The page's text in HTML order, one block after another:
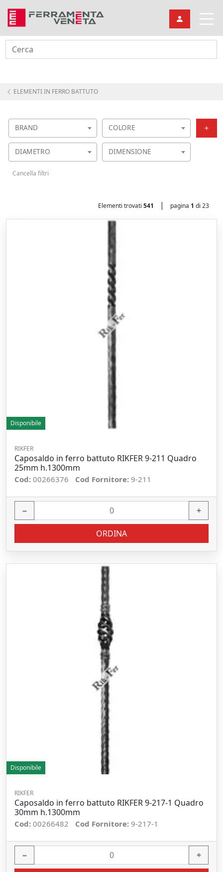
Cerca
ELEMENTI IN FERRO BATTUTO
BRAND COLORE
DIAMETRO DIMENSIONE
Cancella filtri
Elementi trovati 541 | pagina 1 di 23
Disponibile
RIKFER
Caposaldo in ferro battuto RIKFER 9-211 Quadro
25mm h.1300mm
Cod: 00266376 Cod Fornitore: 9-211
− +
ORDINA
Disponibile
RIKFER
Caposaldo in ferro battuto RIKFER 9-217-1 Quadro
30mm h.1300mm
Cod: 00266482 Cod Fornitore: 9-217-1
− +